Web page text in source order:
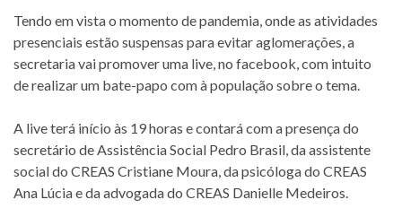
Tendo em vista o momento de pandemia, onde as atividades
presenciais estão suspensas para evitar aglomerações, a
secretaria vai promover uma live, no facebook, com intuito
de realizar um bate-papo com à população sobre o tema.
A live terá início às 19 horas e contará com a presença do
secretário de Assistência Social Pedro Brasil, da assistente
social do CREAS Cristiane Moura, da psicóloga do CREAS
Ana Lúcia e da advogada do CREAS Danielle Medeiros.